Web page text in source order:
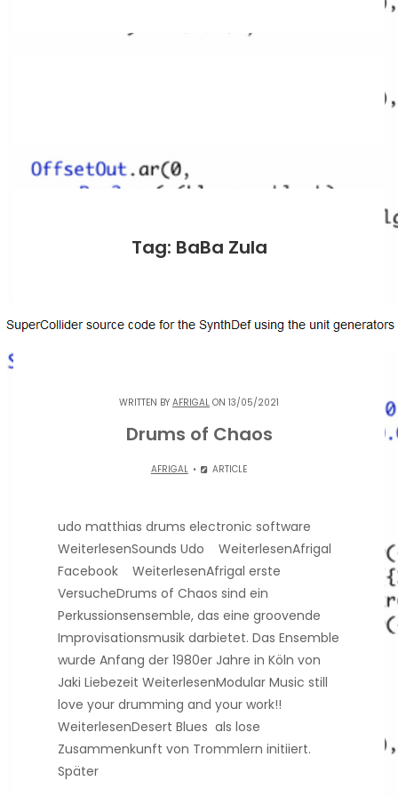
Tag: BaBa Zula
WRITTEN BY AFRIGAL ON 13/05/2021
Drums of Chaos
AFRIGAL ARTICLE
udo matthias drums electronic software
WeiterlesenSounds Udo WeiterlesenAfrigal
Facebook WeiterlesenAfrigal erste
VersucheDrums of Chaos sind ein
Perkussionsensemble, das eine groovende
Improvisationsmusik darbietet. Das Ensemble
wurde Anfang der 1980er Jahre in Köln von
Jaki Liebezeit WeiterlesenModular Music still
love your drumming and your work!!
WeiterlesenDesert Blues als lose
Zusammenkunft von Trommlern initiiert.
Später